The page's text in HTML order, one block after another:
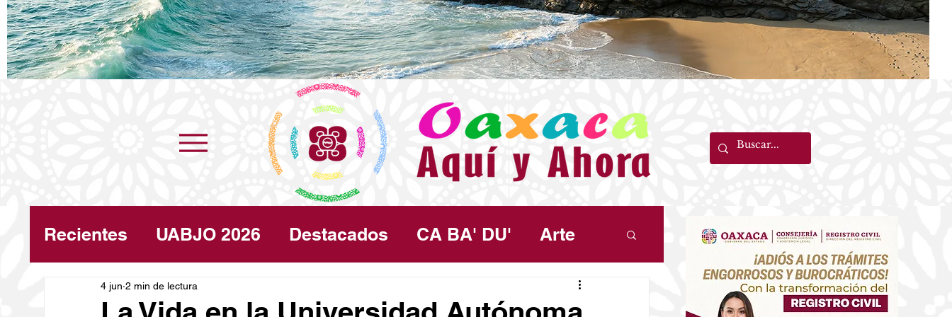
Recientes UABJO 2026 Destacados CA BA' DU' Arte
Congreso Turismo Salud
4 jun 2 min de lectura